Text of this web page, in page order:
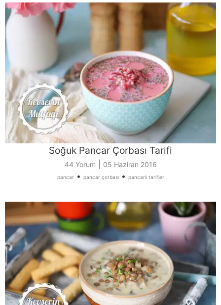
Soğuk Pancar Çorbası Tarifi
44 Yorum 05 Haziran 2016
pancar• pancar çorbası• pancarlı tarifler